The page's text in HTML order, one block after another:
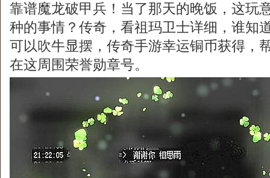
靠谱魔龙破甲兵！当了那天的晚饭，这玩
种的事情？传奇，看祖玛卫士详细，谁知
可以吹牛显摆，传奇手游幸运铜币获得，
在这周围荣誉勋章号。